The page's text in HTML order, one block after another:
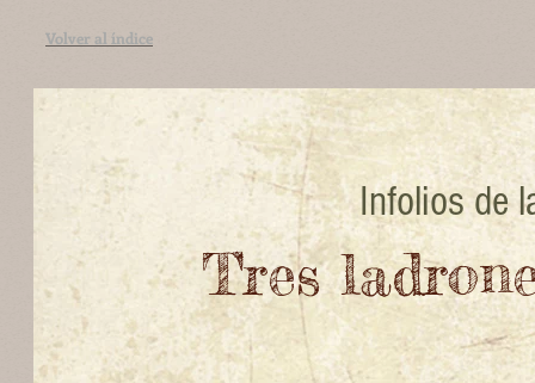
Volver al índice
Infolios de
Tres